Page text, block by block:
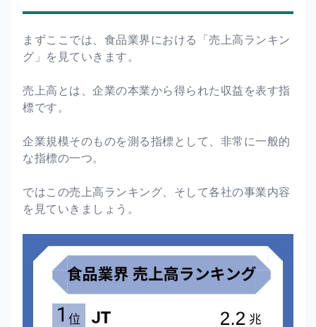
まずここでは、食品業界における「売上高ランキン
グ」を見ていきます。
売上高とは、企業の本業から得られた収益を表す指
標です。
企業規模そのものを測る指標として、非常に一般的
な指標の一つ。
ではこの売上高ランキング、そして各社の事業内容
を見ていきましょう。